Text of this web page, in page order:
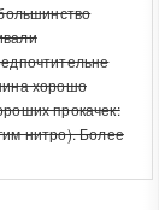
хорошо
прокачек:
нитро). Более